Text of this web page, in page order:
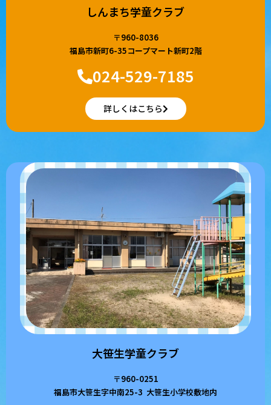
しんまち学童クラブ
〒960-8036
福島市新町6-35コープマート新町2階
024-529-7185
詳しくはこちら
大笹生学童クラブ
〒960-0251
福島市大笹生字中南25-3 大笹生小学校敷地内